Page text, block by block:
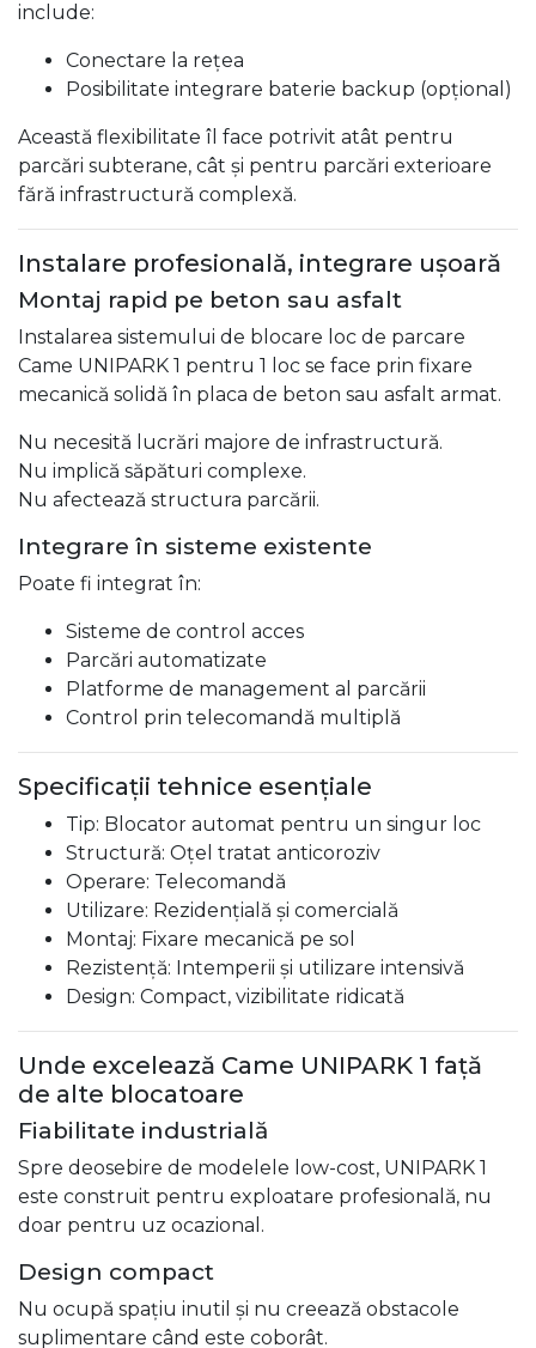
include:
Conectare la rețea
Posibilitate integrare baterie backup (opțional)
Această flexibilitate îl face potrivit atât pentru
parcări subterane, cât și pentru parcări exterioare
fără infrastructură complexă.
Instalare profesională, integrare ușoară
Montaj rapid pe beton sau asfalt
Instalarea sistemului de blocare loc de parcare
Came UNIPARK 1 pentru 1 loc se face prin fixare
mecanică solidă în placa de beton sau asfalt armat.
Nu necesită lucrări majore de infrastructură.
Nu implică săpături complexe.
Nu afectează structura parcării.
Integrare în sisteme existente
Poate fi integrat în:
Sisteme de control acces
Parcări automatizate
Platforme de management al parcării
Control prin telecomandă multiplă
Specificații tehnice esențiale
Tip: Blocator automat pentru un singur loc
Structură: Oțel tratat anticoroziv
Operare: Telecomandă
Utilizare: Rezidențială și comercială
Montaj: Fixare mecanică pe sol
Rezistență: Intemperii și utilizare intensivă
Design: Compact, vizibilitate ridicată
Unde excelează Came UNIPARK 1 față
de alte blocatoare
Fiabilitate industrială
Spre deosebire de modelele low-cost, UNIPARK 1
este construit pentru exploatare profesională, nu
doar pentru uz ocazional.
Design compact
Nu ocupă spațiu inutil și nu creează obstacole
suplimentare când este coborât.